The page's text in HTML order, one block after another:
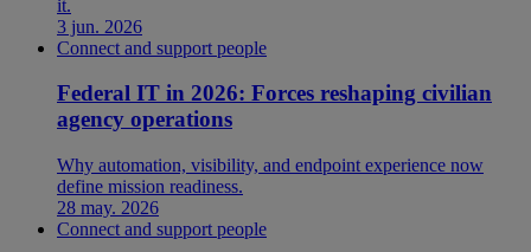
it.
3 jun. 2026
Connect and support people
Federal IT in 2026: Forces reshaping civilian
agency operations
Why automation, visibility, and endpoint experience now
define mission readiness.
28 may. 2026
Connect and support people